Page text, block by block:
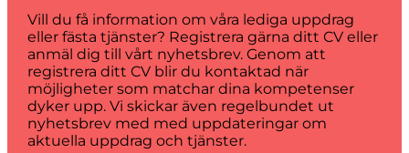
Vill du få information om våra lediga uppdrag
eller fästa tjänster? Registrera gärna ditt CV eller
anmäl dig till vårt nyhetsbrev. Genom att
registrera ditt CV blir du kontaktad när
möjligheter som matchar dina kompetenser
dyker upp. Vi skickar även regelbundet ut
nyhetsbrev med med uppdateringar om
aktuella uppdrag och tjänster.